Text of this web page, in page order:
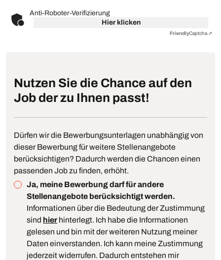
Anti-Roboter-Verifizierung
Hier klicken
FriendlyCaptcha ⇗
Nutzen Sie die Chance auf den
Job der zu Ihnen passt!
Dürfen wir die Bewerbungsunterlagen unabhängig von
dieser Bewerbung für weitere Stellenangebote
berücksichtigen? Dadurch werden die Chancen einen
passenden Job zu finden, erhöht.
Ja, meine Bewerbung darf für andere
Stellenangebote berücksichtigt werden.
Informationen über die Bedeutung der Zustimmung
sind hier hinterlegt. Ich habe die Informationen
gelesen und bin mit der weiteren Nutzung meiner
Daten einverstanden. Ich kann meine Zustimmung
jederzeit widerrufen. Dadurch entstehen mir